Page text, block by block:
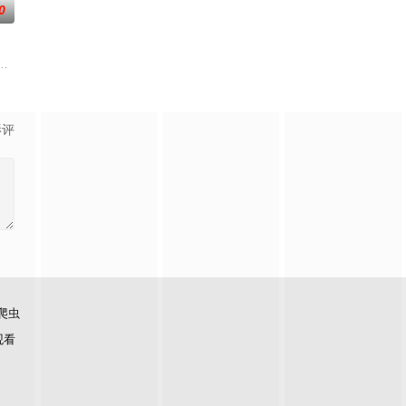
命西征
初期当红的韩国流行三人团体。如今，三人为了一
评
虫
看